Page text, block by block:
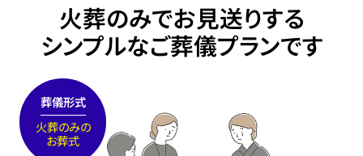
火葬のみでお見送りする
シンプルなご葬儀プランです
葬儀形式
火葬のみの
お葬式